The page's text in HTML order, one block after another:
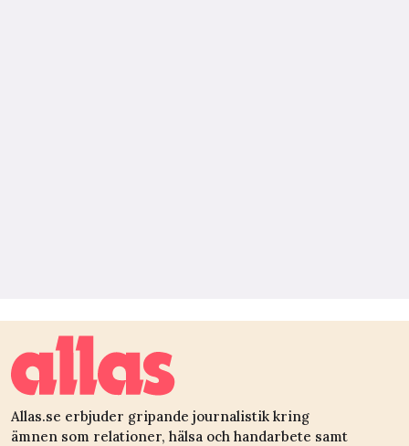
Allas.se erbjuder gripande journalistik kring
ämnen som relationer, hälsa och handarbete samt